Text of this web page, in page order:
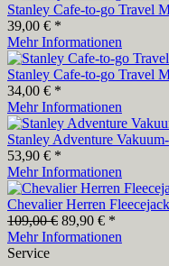
Stanley Cafe-to-go Travel
39,00 € *
Mehr Informationen
Stanley Cafe-to-go Travel
34,00 € *
Mehr Informationen
Stanley Adventure
53,90 € *
Mehr Informationen
Chevalier Herren
109,00 € 89,90 € *
Mehr Informationen
Service